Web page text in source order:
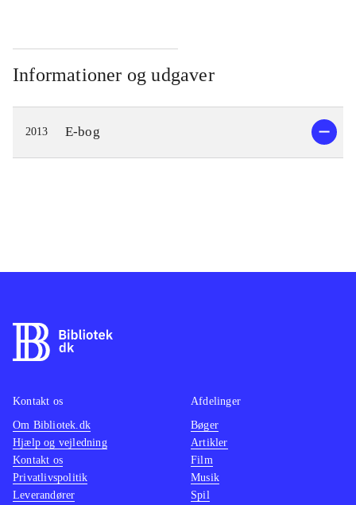
Informationer og udgaver
2013 E-bog
Kontakt os
Om Bibliotek.dk
Hjælp og vejledning
Kontakt os
Privatlivspolitik
Leverandører
Afdelinger
Bøger
Artikler
Film
Musik
Spil